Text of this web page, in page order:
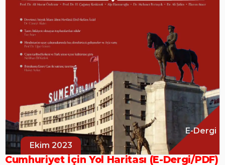
Ekim 2023
E-Dergi
Cumhuriyet İçin Yol Haritası (E-Dergi/PDF)